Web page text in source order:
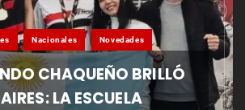
Nacionales Novedades
CHAQUEÑO BRILLÓ
LA ESCUELA